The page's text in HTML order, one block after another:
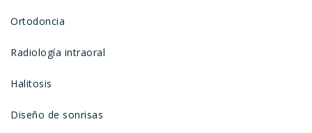
Ortodoncia
Radiología intraoral
Halitosis
Diseño de sonrisas